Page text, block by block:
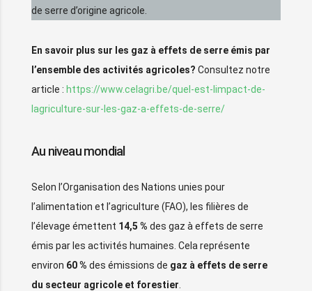
de serre d’origine agricole.
En savoir plus sur les gaz à effets de serre émis par
l’ensemble des activités agricoles? Consultez notre
article : https://www.celagri.be/quel-est-limpact-de-
lagriculture-sur-les-gaz-a-effets-de-serre/
Au niveau mondial
Selon l’Organisation des Nations unies pour
l’alimentation et l’agriculture (FAO), les filières de
l’élevage émettent 14,5 % des gaz à effets de serre
émis par les activités humaines. Cela représente
environ 60 % des émissions de gaz à effets de serre
du secteur agricole et forestier